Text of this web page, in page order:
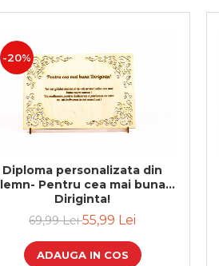
-20%
Diploma personalizata din
lemn- Pentru cea mai buna
Diriginta!
69,99 Lei55,99 Lei
ADAUGA IN COS